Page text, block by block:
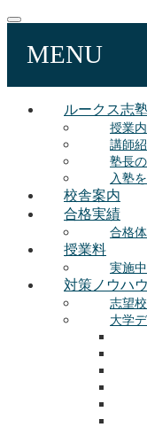
MENU
ルークス志
授業
講師
塾長
入塾
校舎案内
合格実績
合格
授業料
実施
対策ノウハウ
志望
大学